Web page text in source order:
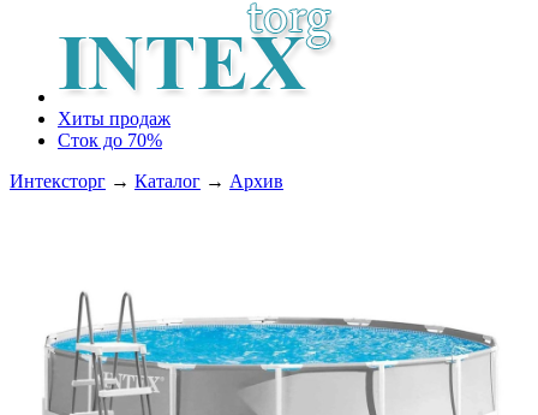
Хиты продаж
Сток до 70%
Интексторг → Каталог → Архив